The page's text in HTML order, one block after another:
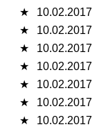
★
10.02.2017
★
10.02.2017
★
10.02.2017
★
10.02.2017
★
10.02.2017
★
10.02.2017
★
10.02.2017